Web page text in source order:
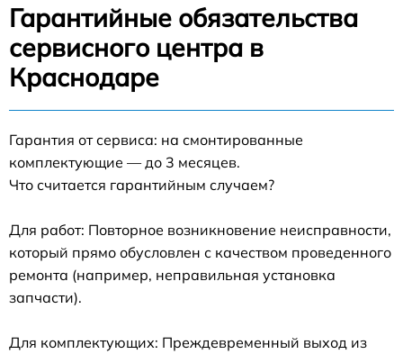
Гарантийные обязательства
сервисного центра в
Краснодаре
Гарантия от сервиса: на смонтированные
комплектующие — до 3 месяцев.
Что считается гарантийным случаем?
Для работ: Повторное возникновение неисправности,
который прямо обусловлен с качеством проведенного
ремонта (например, неправильная установка
запчасти).
Для комплектующих: Преждевременный выход из